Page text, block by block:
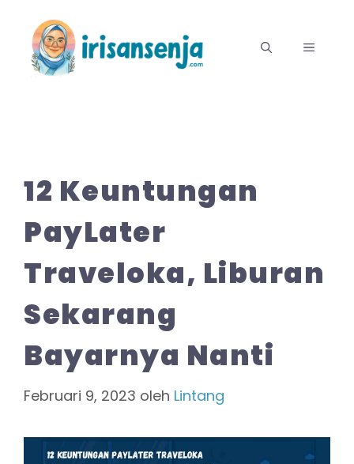
MENU
12 Keuntungan
PayLater
Traveloka, Liburan
Sekarang
Bayarnya Nanti
Februari 9, 2023 oleh Lintang